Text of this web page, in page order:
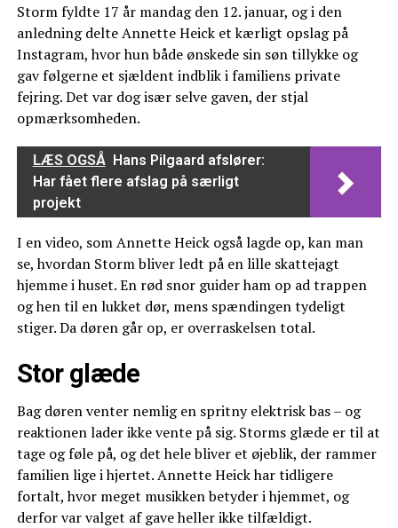
Storm fyldte 17 år mandag den 12. januar, og i den
anledning delte Annette Heick et kærligt opslag på
Instagram, hvor hun både ønskede sin søn tillykke og
gav følgerne et sjældent indblik i familiens private
fejring. Det var dog især selve gaven, der stjal
opmærksomheden.
LÆS OGSÅ Hans Pilgaard afslører:
Har fået flere afslag på særligt
projekt
I en video, som Annette Heick også lagde op, kan man
se, hvordan Storm bliver ledt på en lille skattejagt
hjemme i huset. En rød snor guider ham op ad trappen
og hen til en lukket dør, mens spændingen tydeligt
stiger. Da døren går op, er overraskelsen total.
Stor glæde
Bag døren venter nemlig en spritny elektrisk bas – og
reaktionen lader ikke vente på sig. Storms glæde er til at
tage og føle på, og det hele bliver et øjeblik, der rammer
familien lige i hjertet. Annette Heick har tidligere
fortalt, hvor meget musikken betyder i hjemmet, og
derfor var valget af gave heller ikke tilfældigt.